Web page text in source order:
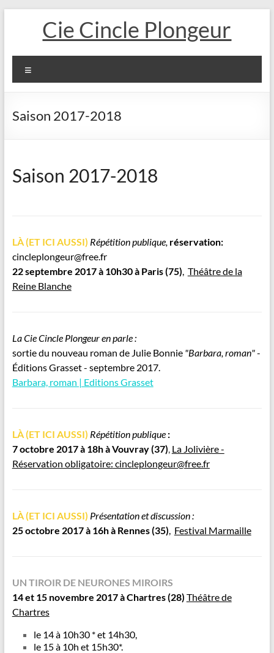
Cie Cincle Plongeur
Saison 2017-2018
Saison 2017-2018
LÀ (ET ICI AUSSI) Répétition publique, réservation:
cincleplongeur@free.fr
22 septembre 2017 à 10h30 à Paris(75), Théâtre de la
Reine Blanche
La Cie Cincle Plongeur en parle :
sortie du nouveau roman de Julie Bonnie"Barbara, roman"-
Éditions Grasset - septembre 2017.
Barbara, roman | Editions Grasset
LÀ (ET ICI AUSSI) Répétition publique:
7 octobre 2017 à 18h à Vouvray (37), La Jolivière -
Réservation obligatoire: cincleplongeur@free.fr
LÀ (ET ICI AUSSI) Présentation et discussion :
25 octobre 2017 à 16h à Rennes(35), Festival Marmaille
UN TIROIR DE NEURONES MIROIRS
14 et 15 novembre 2017à Chartres (28) Théâtre de
Chartres
le 14 à 10h30 * et 14h30,
le 15 à 10h et 15h30*.